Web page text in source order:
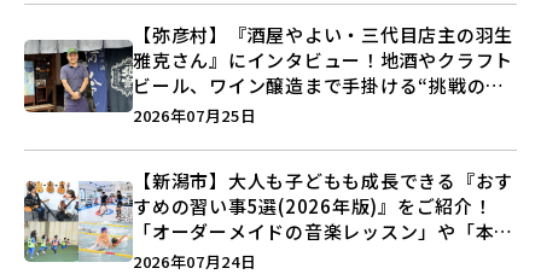
【弥彦村】『酒屋やよい・三代目店主の羽生
雅克さん』にインタビュー！地酒やクラフト
ビール、ワイン醸造まで手掛ける“挑戦の歴
史”に迫る♪
2026年07月25日
【新潟市】大人も子どもも成長できる『おす
すめの習い事5選(2026年版)』をご紹介！
「オーダーメイドの音楽レッスン」や「本格
キックボクシング」で新しい自分を見つけよ
2026年07月24日